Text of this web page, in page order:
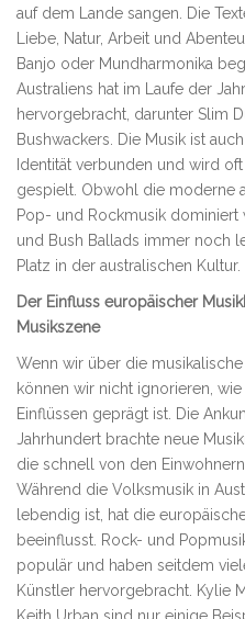
auf dem Lande sangen. Die
Liebe, Natur, Arbeit und
Banjo oder Mundharmonika
Australiens hat im Laufe der
hervorgebracht, darunter Slim
Bushwackers. Die Musik ist
Identität verbunden und wird
gespielt. Obwohl die moderne
Pop- und Rockmusik
und Bush Ballads immer noch
Platz in der australischen Kultur.
Der Einfluss europäischer
Musikszene
Wenn wir über die
können wir nicht ignorieren,
Einflüssen geprägt ist. Die
Jahrhundert brachte neue
die schnell von den
Während die Volksmusik in
lebendig ist, hat die
beeinflusst. Rock- und
populär und haben seitdem
Künstler hervorgebracht. Kylie